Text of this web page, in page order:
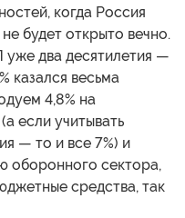
когда Россия
будет открыто вечно.
два десятилетия —
казался весьма
4,8% на
если учитывать
— то и все 7%) и
оборонного сектора,
средства, так